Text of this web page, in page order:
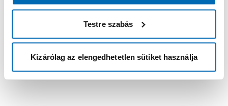
Testre szabás
Kizárólag az elengedhetetlen sütiket használja